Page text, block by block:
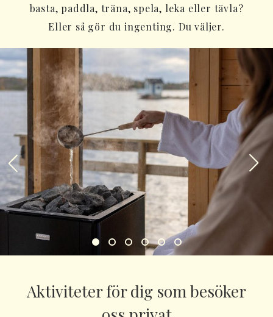
basta, paddla, träna, spela, leka eller tävla?
Eller så gör du ingenting. Du väljer.
Aktiviteter för dig som besöker